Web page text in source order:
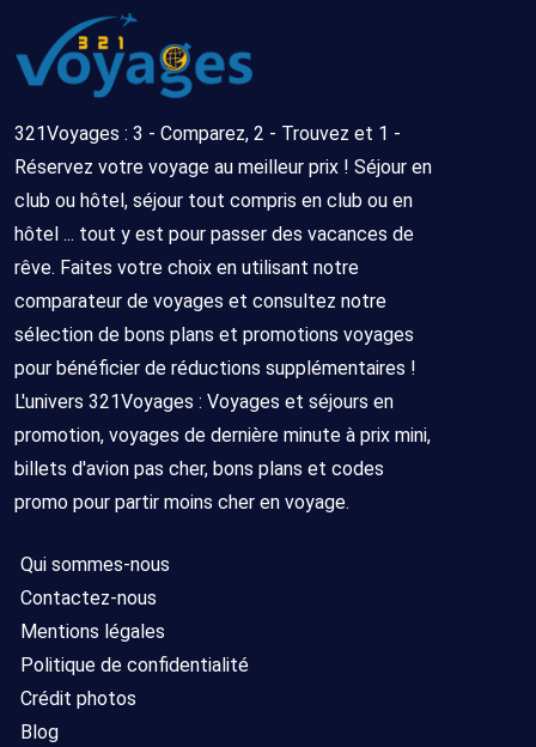
321Voyages : 3 - Comparez, 2 - Trouvez et 1 -
Réservez votre voyage au meilleur prix ! Séjour en
club ou hôtel, séjour tout compris en club ou en
hôtel ... tout y est pour passer des vacances de
rêve. Faites votre choix en utilisant notre
comparateur de voyages et consultez notre
sélection de bons plans et promotions voyages
pour bénéficier de réductions supplémentaires !
L'univers 321Voyages : Voyages et séjours en
promotion, voyages de dernière minute à prix mini,
billets d'avion pas cher, bons plans et codes
promo pour partir moins cher en voyage.
Qui sommes-nous
Contactez-nous
Mentions légales
Politique de confidentialité
Crédit photos
Blog